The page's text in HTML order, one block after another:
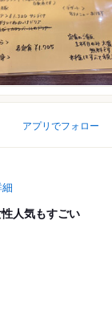
アプリでフォロー
細
人気もすごい